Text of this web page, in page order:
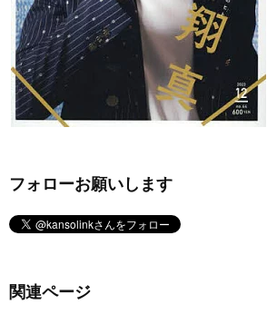
フォローお願いします
関連ページ